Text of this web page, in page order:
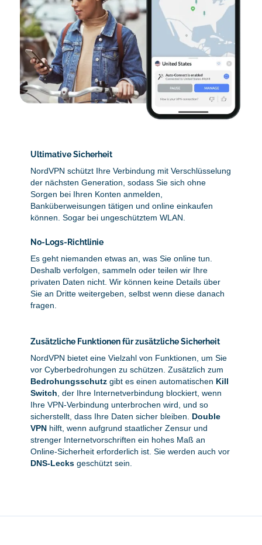
Ultimative Sicherheit
NordVPN schützt Ihre Verbindung mit Verschlüsselung
der nächsten Generation, sodass Sie sich ohne
Sorgen bei Ihren Konten anmelden,
Banküberweisungen tätigen und online einkaufen
können. Sogar bei ungeschütztem WLAN.
No-Logs-Richtlinie
Es geht niemanden etwas an, was Sie online tun.
Deshalb verfolgen, sammeln oder teilen wir Ihre
privaten Daten nicht. Wir können keine Details über
Sie an Dritte weitergeben, selbst wenn diese danach
fragen.
Zusätzliche Funktionen für zusätzliche Sicherheit
NordVPN bietet eine Vielzahl von Funktionen, um Sie
vor Cyberbedrohungen zu schützen. Zusätzlich zum
Bedrohungsschutz gibt es einen automatischen Kill
Switch , der Ihre Internetverbindung blockiert, wenn
Ihre VPN-Verbindung unterbrochen wird, und so
sicherstellt, dass Ihre Daten sicher bleiben. Double
VPN hilft, wenn aufgrund staatlicher Zensur und
strenger Internetvorschriften ein hohes Maß an
Online-Sicherheit erforderlich ist. Sie werden auch vor
DNS-Lecks geschützt sein.